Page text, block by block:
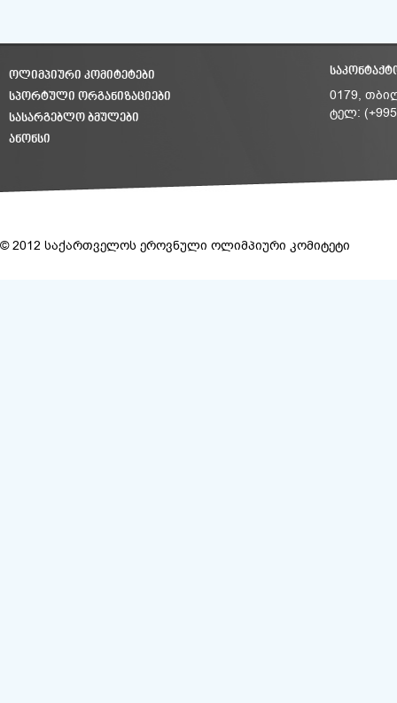
ᲝᲚᲘᲛᲞᲘᲣᲠᲘ ᲙᲝᲛᲘᲢᲔᲢᲔᲑᲘ
ᲡᲞᲝᲠᲢᲣᲚᲘ ᲝᲠᲒᲐᲜᲘᲖᲐᲪᲘᲔᲑᲘ
ᲡᲐᲡᲐᲠᲒᲔᲑᲚᲝ ᲑᲛᲣᲚᲔᲑᲘ
ᲐᲜᲝᲜᲡᲘ
0179,
ტელ: (+995
© 2012 საქართველოს ეროვნული ოლიმპიური კომიტეტი